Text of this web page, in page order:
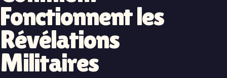
Fonctionnent les
Révélations
Militaires